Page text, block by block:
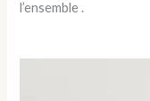
l’ensemble .